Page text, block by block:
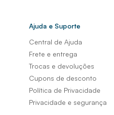
Ajuda e Suporte
Central de Ajuda
Frete e entrega
Trocas e devoluções
Cupons de desconto
Política de Privacidade
Privacidade e segurança